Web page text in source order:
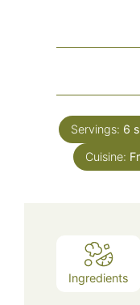
Servings: 6
Cuisine:
Ingredients